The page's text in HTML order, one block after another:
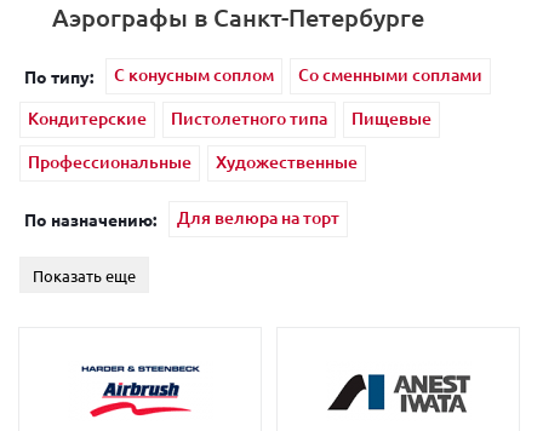
Аэрографы в Санкт-Петербурге
По типу: C конусным соплом
Cо сменными соплами
Кондитерские
Пистолетного типа
Пищевые
Профессиональные
Художественные
По назначению: Для велюра на торт
Показать еще